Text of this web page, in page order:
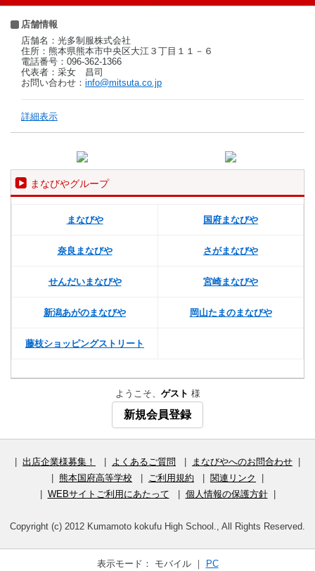
店舗情報
店舗名：光多制服株式会社
住所：熊本県熊本市中央区大江３丁目１１－６
電話番号：096-362-1366
代表者：采女 昌司
お問い合わせ： info@mitsuta.co.jp
詳細表示
まなびやグループ
まなびや 国府まなびや
奈良まなびや さがまなびや
せんだいまなびや 宮崎まなびや
新潟あがのまなびや 岡山たまのまなびや
藤枝ショッピングストリート
ようこそ、 ゲスト 様
新規会員登録
出店企業様募集！ よくあるご質問 まなびやへのお問合わせ
熊本国府高等学校 ご利用規約 関連リンク
WEBサイトご利用にあたって 個人情報の保護方針|
Copyright (c) 2012 Kumamoto kokufu High School., All Rights Reserved.
表示モード： モバイル ｜ PC